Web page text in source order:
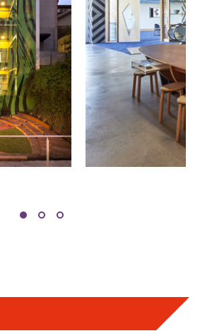
倡議者，Greenaway不但是
Design Charter的執行委員會
Indigenous Design
地區大使，他亦擔任於Koorie
Blak Design Matters展覽策展
公開場合介紹第一民族（First
是ABC Radio Melbourne的建築